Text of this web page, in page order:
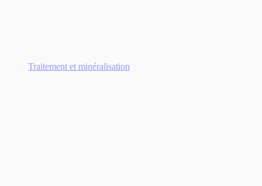
Traitement et minéralisation